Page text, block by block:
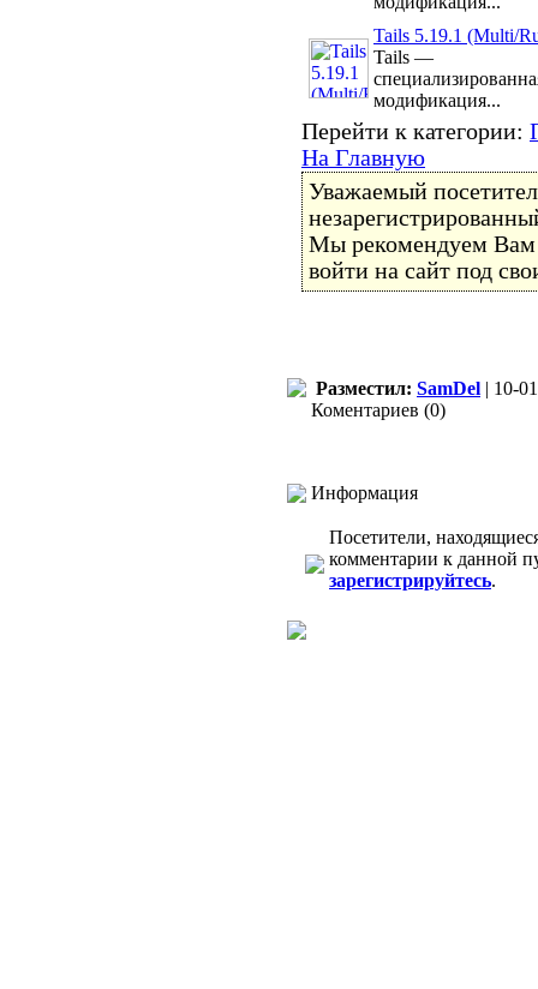
Tails 5.19.1 (Multi/
Tails —
модификация...
Перейти к категории:
На Главную
Уважаемый
Мы рекомендуем
войти на сайт под
Разместил: SamDel | 10-
Коментариев (0)
Информация
Посетители,
комментарии к данной
зарегистрируйтесь.